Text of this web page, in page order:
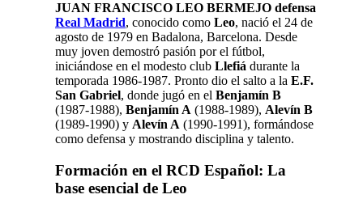
JUAN FRANCISCO LEO BERMEJO defensa
Real Madrid, conocido como Leo, nació el 24 de
agosto de 1979 en Badalona, Barcelona. Desde
muy joven demostró pasión por el fútbol,
iniciándose en el modesto club Llefiá durante la
temporada 1986-1987. Pronto dio el salto a la E.F.
San Gabriel, donde jugó en el Benjamín B
(1987-1988), Benjamín A (1988-1989), Alevín B
(1989-1990) y Alevín A (1990-1991), formándose
como defensa y mostrando disciplina y talento.
Formación en el RCD Español: La
base esencial de Leo